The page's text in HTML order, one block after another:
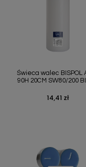
Świeca walec BISPOL
90H 20CM SW80/200
Cena
14,41 zł